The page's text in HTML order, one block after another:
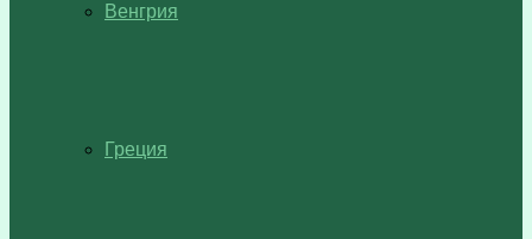
Венгрия
Греция